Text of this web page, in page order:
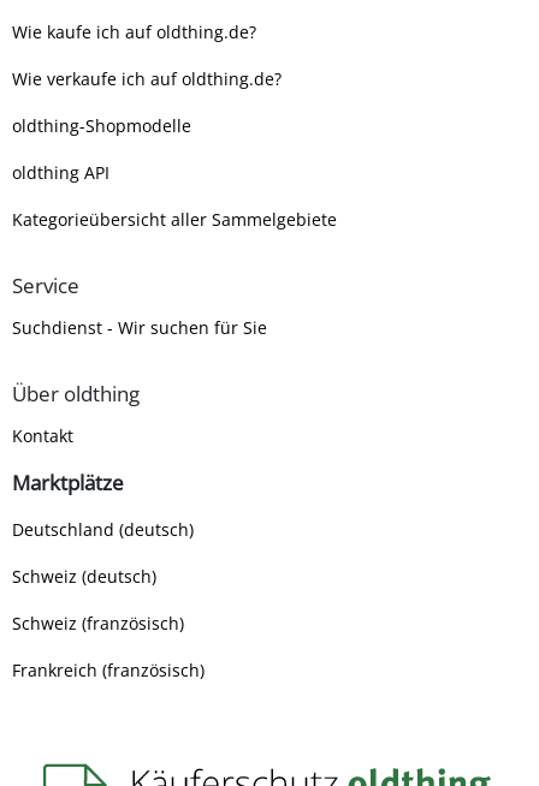
Wie kaufe ich auf oldthing.de?
Wie verkaufe ich auf oldthing.de?
oldthing-Shopmodelle
oldthing API
Kategorieübersicht aller Sammelgebiete
Service
Suchdienst - Wir suchen für Sie
Über oldthing
Kontakt
Marktplätze
Deutschland (deutsch)
Schweiz (deutsch)
Schweiz (französisch)
Frankreich (französisch)